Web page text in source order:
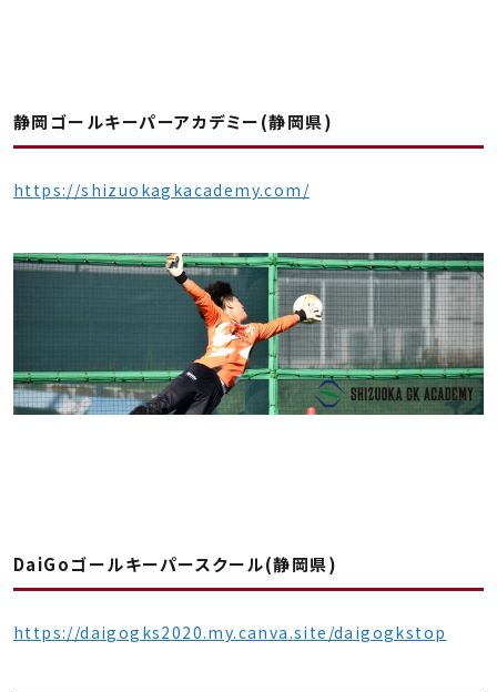
静岡ゴールキーパーアカデミー(静岡県)
https://shizuokagkacademy.com/
DaiGoゴールキーパースクール(静岡県)
https://daigogks2020.my.canva.site/daigogkstop